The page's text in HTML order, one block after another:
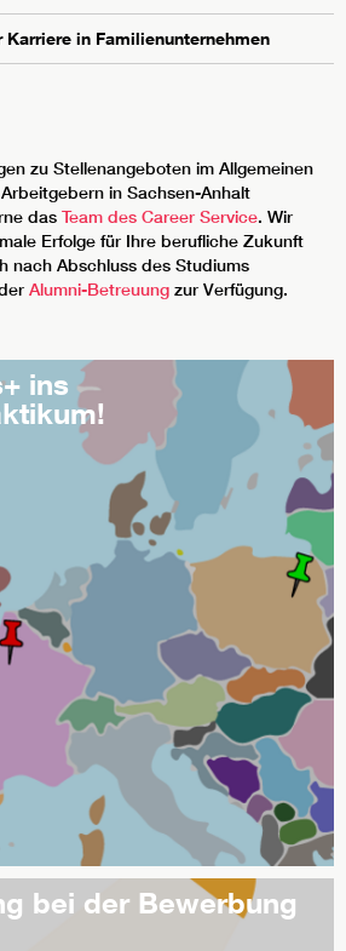
in Familienunternehmen
zu Stellenangeboten im Allgemeinen
in Sachsen-Anhalt
das Team des Career Service. Wir
Erfolge für Ihre berufliche Zukunft
nach Abschluss des Studiums
Alumni-Betreuung zur Verfügung.
ins
bei der Bewerbung